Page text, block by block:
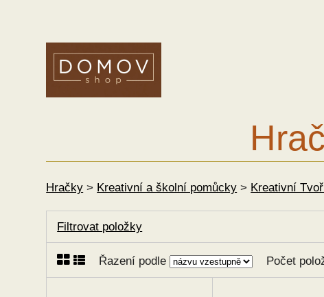
Hračky > Kreativní a školní pomůcky > Kreativní
Filtrovat položky
Řazení podle Počet